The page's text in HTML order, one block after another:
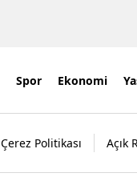
Spor Ekonomi
Çerez Politikası Açık